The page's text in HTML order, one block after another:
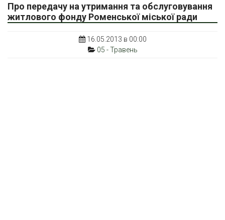
Про передачу на утримання та обслуговування
житлового фонду Роменської міської ради
16.05.2013 в 00:00
05 - Травень